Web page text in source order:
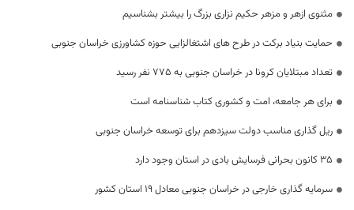
مثنوی ازهر و مزهر حکیم نزاری بزرگ را بیشتر بشناسیم
حمایت بنیاد برکت در طرح های اشتغالزایی حوزه کشاورزی خراسان جنوبی
تعداد مبتلایان کرونا در خراسان جنوبی به 775 نفر رسید
برای هر جامعه، امت و کشوری کتاب شناسنامه است
ریل گذاری مناسب دولت سیزدهم برای توسعه خراسان جنوبی
۳۵ کانون بحرانی فرسایش بادی در استان وجود دارد
سرمایه گذاری خارجی در خراسان جنوبی معادل ۱۹ استان کشور